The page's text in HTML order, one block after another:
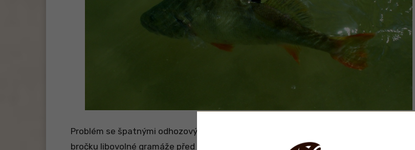
Problém se špatnými odhozovými vlastnostmi u malých nástrah vyřešíme upnutím
bročku libovolné gramáže před nástrahu. Tímto „tuningem“ nikterak nenarušíme chod